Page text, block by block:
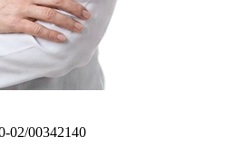
02/00342140